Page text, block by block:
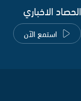
الحصاد الاخباري
استمع الآن